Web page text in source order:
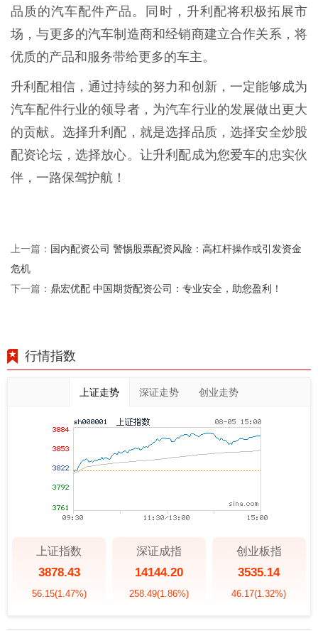
品质的汽车配件产品。同时，升利配将积极拓展市
场，与更多的汽车制造商和经销商建立合作关系，将
优质的产品和服务带给更多的车主。
升利配相信，通过持续的努力和创新，一定能够成为
汽车配件行业的领导者，为汽车行业的发展做出更大
的贡献。选择升利配，就是选择品质，选择安全炒股
配资论坛，选择放心。让升利配成为您爱车的忠实伙
伴，一路保驾护航！
上一篇： 国内配资公司 警惕股票配资风险：高杠杆操作或引发资金
危机
下一篇： 鼎宏优配 中国期货配资公司：专业安全，助您盈利！
行情指数
上证走势 深证走势 创业走势
上证指数
3878.43
56.15(1.47%)
深证成指
14144.20
258.49(1.86%)
创业板指
3535.14
46.17(1.32%)